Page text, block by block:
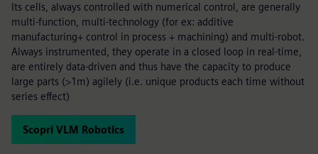
Its cells, always controlled with numerical control, are generally
multi-function, multi-technology (for ex: additive
manufacturing+ control in process + machining) and multi-robot.
Always instrumented, they operate in a closed loop in real-time,
are entirely data-driven and thus have the capacity to produce
large parts (>1m) agilely (i.e. unique products each time without
series effect)
Scopri VLM Robotics